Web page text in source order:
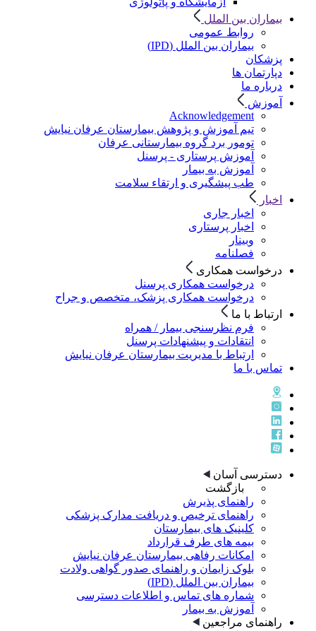
بیماران بین الملل
روابط عمومی
بیماران بین الملل (IPD)
پزشکان
دپارتمان ها
درباره ما
آموزش
Acknowledgement
تیم آموزش و پژوهش بیمارستان عرفان نیایش
تومور برد گروه بیمارستانی عرفان
آموزش پرستاری - پرسنل
آموزش به بیمار
طب پیشگیری و ارتقاء سلامت
اخبار
اخبار جاری
اخبار پرستاری
وبینار
فصلنامه
درخواست همکاری
درخواست همکاری پرسنل
درخواست همکاری پزشک، متخصص و جراح
ارتباط با ما
فرم نظرسنجی بیمار / همراه
انتقادات و پیشنهادات پرسنل
ارتباط با مدیریت بیمارستان عرفان نیایش
تماس با ما
دسترسی آسان
بازگشت
راهنمای پذيرش
راهنمای ترخيص و دريافت مدارک پزشکی
کلینیک های بیمارستان
بیمه های طرف قرارداد
امکانات رفاهی بیمارستان عرفان نیایش
بلوک زایمان و راهنمای صدور گواهی ولادت
بیماران بین الملل (IPD)
شماره های تماس و اطلاعات دسترسی
آموزش به بیمار
راهنمای مراجعین